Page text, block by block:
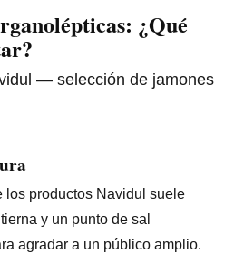
¿Qué
los productos Navidul suele
y un punto de sal
agradar a un público amplio.